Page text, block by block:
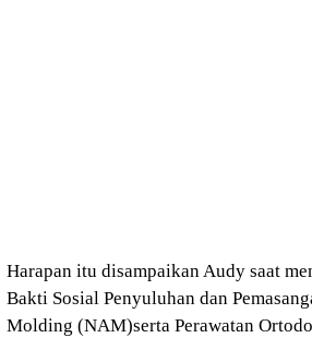
Harapan itu disampaikan Audy saat
Bakti Sosial Penyuluhan dan
Molding (NAM)serta Perawatan